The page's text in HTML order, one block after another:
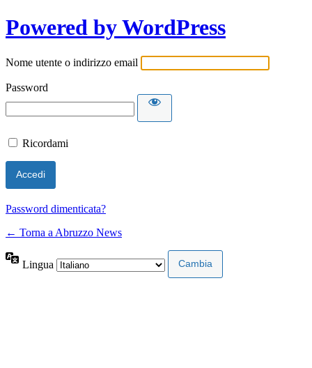
Powered by WordPress
Nome utente o indirizzo email
Password
Ricordami
Password dimenticata?
← Torna a Abruzzo News
Lingua